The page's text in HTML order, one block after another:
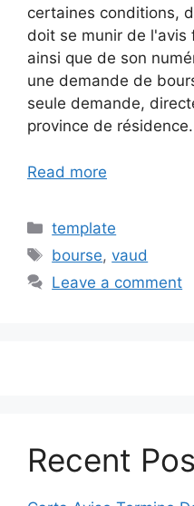
certaines conditions,
doit se munir de l'avis
ainsi que de son
une demande de
seule demande,
province de résidence.
Read more
Categories
template
Tags
bourse,vaud
Leave a comment
Recent